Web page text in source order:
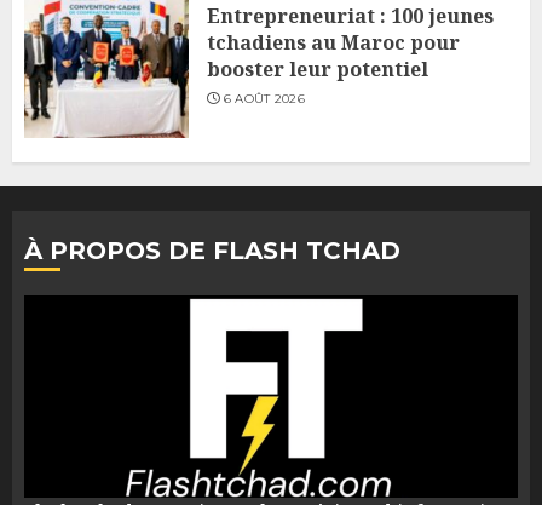
Entrepreneuriat : 100 jeunes
tchadiens au Maroc pour
booster leur potentiel
6 AOÛT 2026
À PROPOS DE FLASH TCHAD